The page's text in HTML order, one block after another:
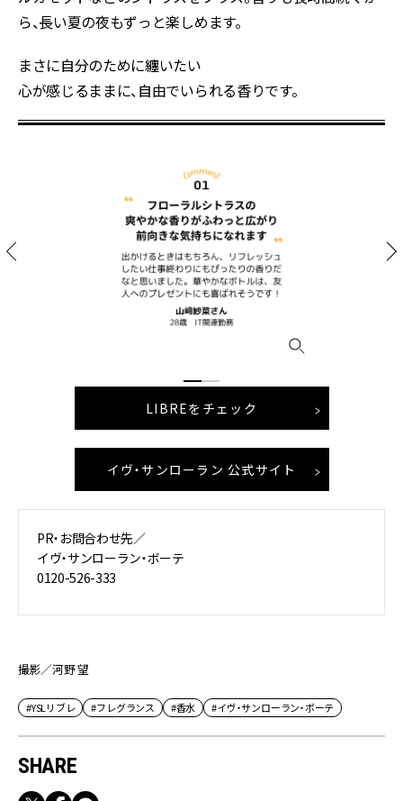
ら、長い夏の夜もずっと楽しめます。
まさに自分のために纏いたい――
心が感じるままに、自由でいられる香りです。
LIBREをチェック
イヴ・サンローラン 公式サイト
PR・お問合わせ先／
イヴ・サンローラン・ボーテ
0120-526-333
撮影／河野 望
#YSLリブレ #フレグランス #香水 #イヴ・サンローラン・ボーテ
SHARE